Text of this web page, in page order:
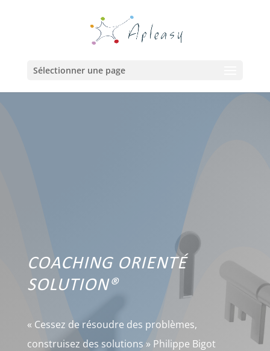
Sélectionner une page
COACHING ORIENTÉ
SOLUTION®
« Cessez de résoudre des problèmes,
construisez des solutions » Philippe Bigot